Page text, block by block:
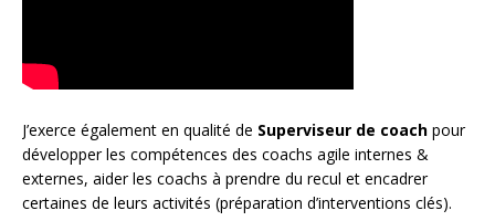
J’exerce également en qualité de Superviseur de coach pour
développer les compétences des coachs agile internes &
externes, aider les coachs à prendre du recul et encadrer
certaines de leurs activités (préparation d’interventions clés).